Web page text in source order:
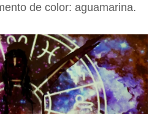
de color: aguamarina.